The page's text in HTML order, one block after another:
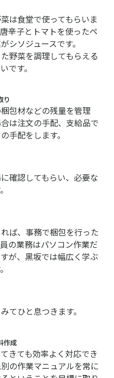
は⾷堂で使ってもらいま
⾟⼦とトマトを使ったペ
シソジュースです。
野菜を調理してもらえる
です。
り
包材などの残量を管理
は注⽂の⼿配、⽀給品で
⼿配をします。
確認してもらい、必要な
ば、事務で梱包を⾏った
の業務はパソコン作業だ
が、⿊坂では幅広く学ぶ
てひと息つきます。
作成
きても効率よく対応でき
の作業マニュアルを常に